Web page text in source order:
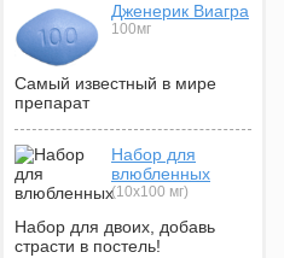
Дженерик Виагра
100мг
Самый известный в мире
препарат
Набор для
влюбленных
(10х100 мг)
Набор для двоих, добавь
страсти в постель!